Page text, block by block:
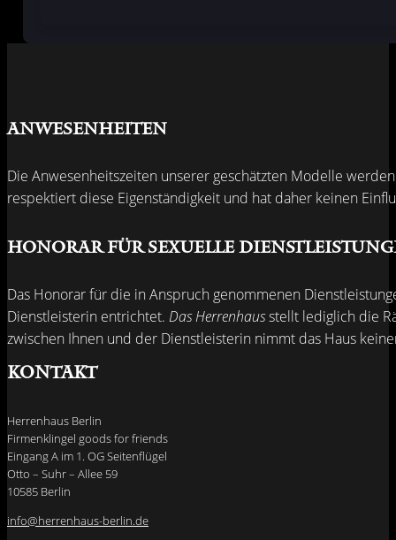
Anwesenheiten
Die Anwesenheitszeiten unserer geschätzten Modelle
respektiert diese Eigenständigkeit und hat daher keinen
Honorar für sexuelle
Das Honorar für die in Anspruch genommenen
Dienstleisterin entrichtet. Das Herrenhausstellt lediglich die
zwischen Ihnen und der Dienstleisterin nimmt das Haus
Kontakt
Herrenhaus Berlin
Firmenklingel goods for friends
Eingang A im 1. OG Seitenflügel
Otto – Suhr – Allee 59
10585 Berlin
info@herrenhaus-berlin.de